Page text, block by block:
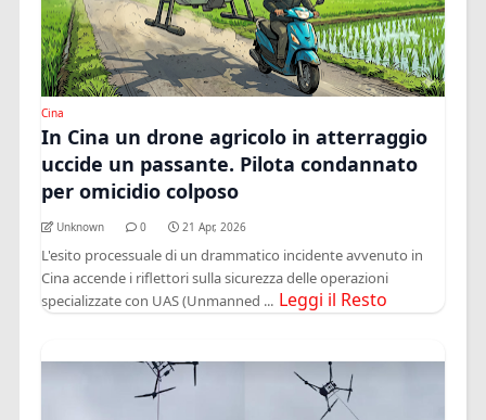
Cina
In Cina un drone agricolo in atterraggio
uccide un passante. Pilota condannato
per omicidio colposo
Unknown 0 21 Apr, 2026
L'esito processuale di un drammatico incidente avvenuto in
Cina accende i riflettori sulla sicurezza delle operazioni
specializzate con UAS (Unmanned ... Leggi il Resto